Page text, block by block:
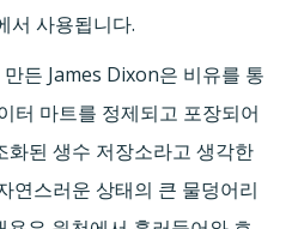
서 사용됩니다.
든 James Dixon은 비유를 통
터 마트를 정제되고 포장되어
화된 생수 저장소라고 생각한
연스러운 상태의 큰 물덩어리